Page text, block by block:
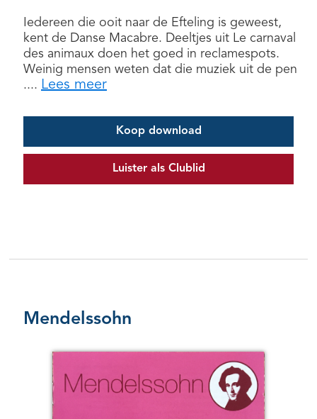
Iedereen die ooit naar de Efteling is geweest,
kent de Danse Macabre. Deeltjes uit Le carnaval
des animaux doen het goed in reclamespots.
Weinig mensen weten dat die muziek uit de pen
.... Lees meer
Koop download
Luister als Clublid
Mendelssohn